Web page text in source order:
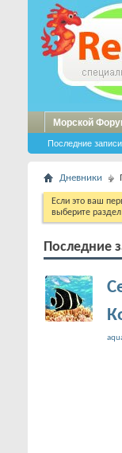
Морской
Последние записи
Дневники
Если это ваш
выберите раздел
Последние